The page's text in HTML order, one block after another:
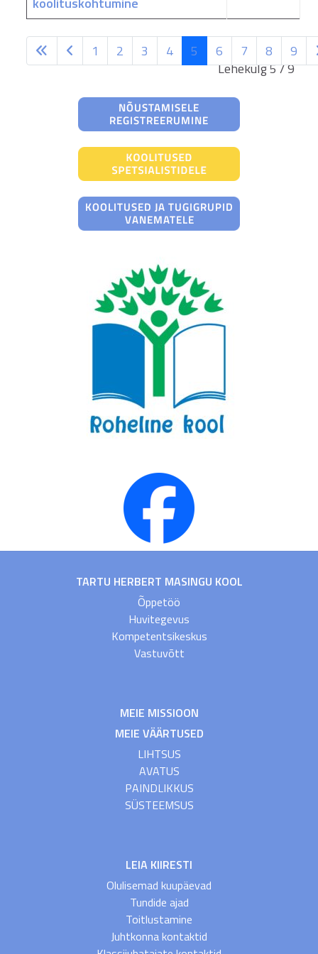
Lehekülg 5 / 9
1 2 3 4 5 6 7 8 9
TARTU HERBERT MASINGU KOOL
Õppetöö
Huvitegevus
Kompetentsikeskus
Vastuvõtt
MEIE MISSIOON
MEIE VÄÄRTUSED
LIHTSUS
AVATUS
PAINDLIKKUS
SÜSTEEMSUS
LEIA KIIRESTI
Olulisemad kuupäevad
Tundide ajad
Toitlustamine
Juhtkonna kontaktid